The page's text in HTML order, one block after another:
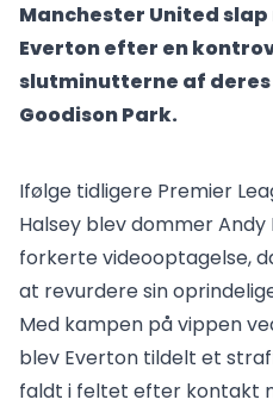
Manchester United
Everton efter en
slutminutterne af
Goodison Park.
Ifølge tidligere Premier
Halsey blev dommer
forkerte videooptagelse,
at revurdere sin
Med kampen på vippen
blev Everton tildelt et
faldt i feltet efter kontakt